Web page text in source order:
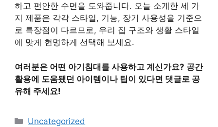
하고 편안한 수면을 도와줍니다. 오늘 소개한 세 가
지 제품은 각각 스타일, 기능, 장기 사용성을 기준으
로 특장점이 다르므로, 우리 집 구조와 생활 스타일
에 맞게 현명하게 선택해 보세요.
여러분은 어떤 아기침대를 사용하고 계신가요? 공간
활용에 도움됐던 아이템이나 팁이 있다면 댓글로 공
유해 주세요!
Categories
Uncategorized